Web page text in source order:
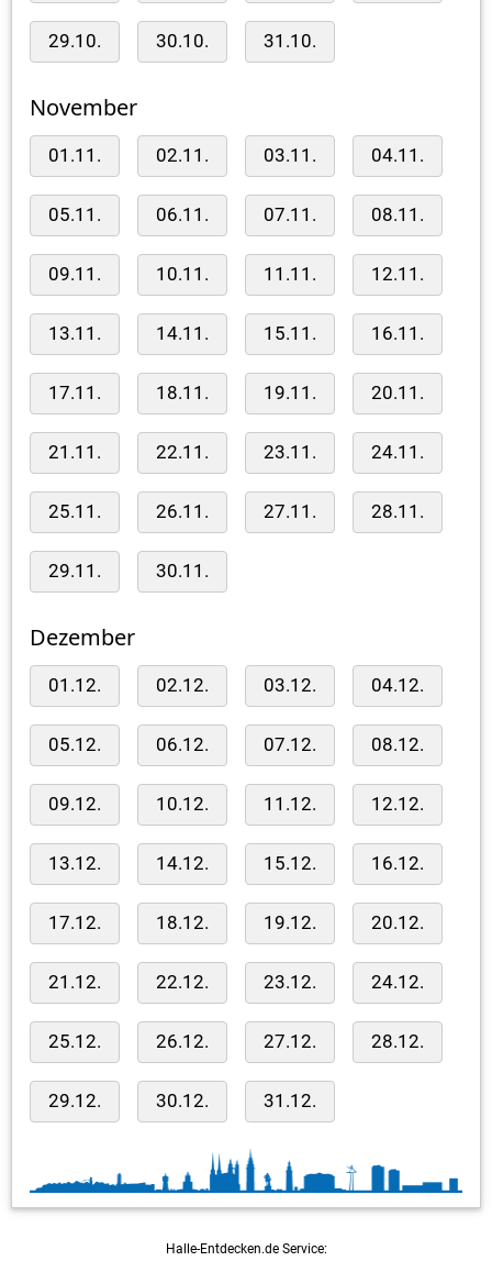
29.10. 30.10. 31.10.
November
01.11. 02.11. 03.11. 04.11.
05.11. 06.11. 07.11. 08.11.
09.11. 10.11. 11.11. 12.11.
13.11. 14.11. 15.11. 16.11.
17.11. 18.11. 19.11. 20.11.
21.11. 22.11. 23.11. 24.11.
25.11. 26.11. 27.11. 28.11.
29.11. 30.11.
Dezember
01.12. 02.12. 03.12. 04.12.
05.12. 06.12. 07.12. 08.12.
09.12. 10.12. 11.12. 12.12.
13.12. 14.12. 15.12. 16.12.
17.12. 18.12. 19.12. 20.12.
21.12. 22.12. 23.12. 24.12.
25.12. 26.12. 27.12. 28.12.
29.12. 30.12. 31.12.
Halle-Entdecken.de Service: